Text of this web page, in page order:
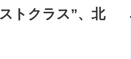
トクラス”、北